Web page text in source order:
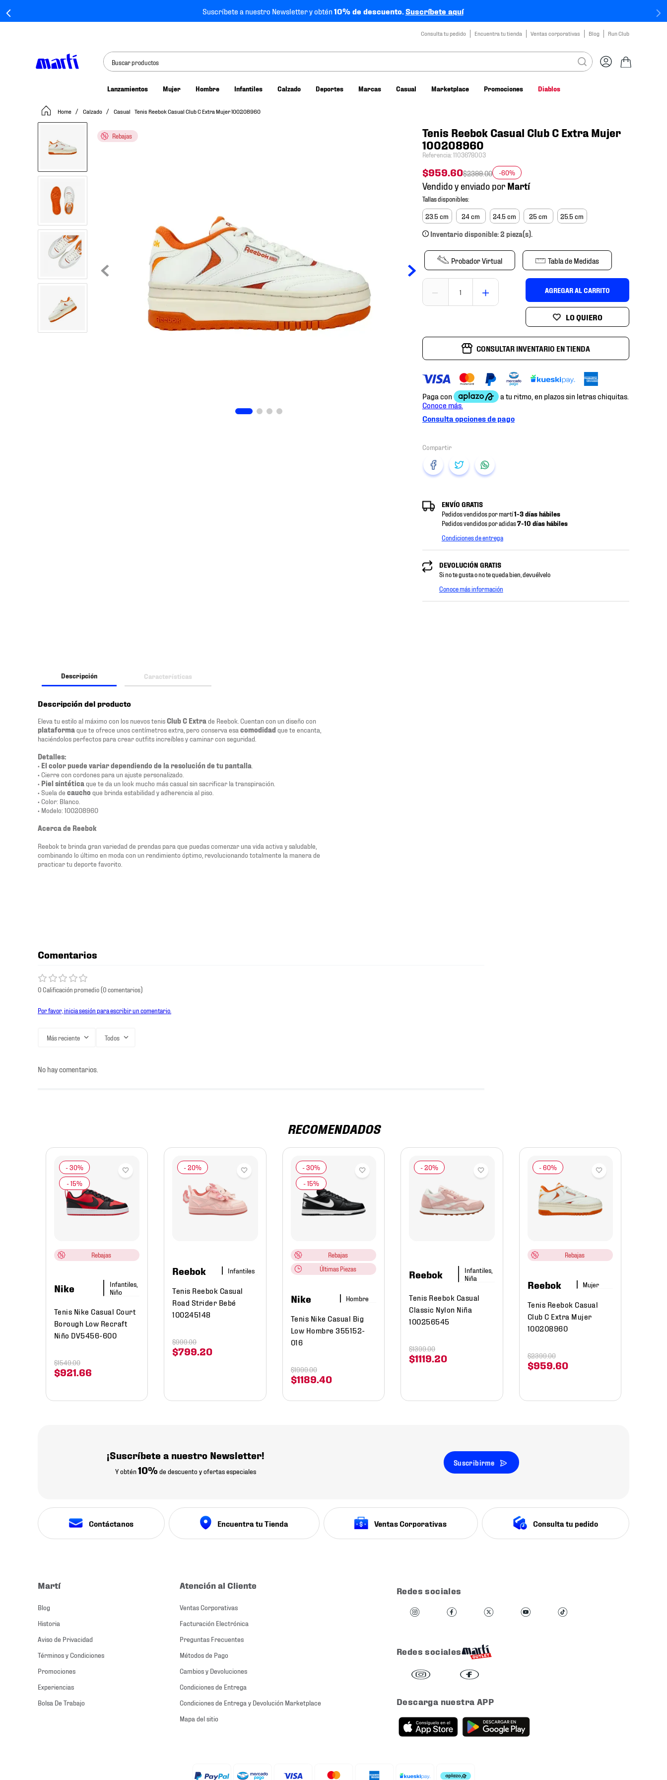
Suscríbete a nuestro Newsletter y obtén10% de descuento.Suscríbete aquí
Consulta tu pedido Encuentra tu tienda Ventas corporativas Blog Run Club
Buscar productos
Lanzamientos Mujer Hombre Infantiles Calzado Deportes Marcas Casual Marketplace Promociones Diablos
Calzado Casual Tenis Reebok Casual Club C Extra Mujer 100208960
Rebajas
Tenis Reebok Casual Club C Extra Mujer
100208960
Referencia:1103678003
$959.60$2399.00 -60%
Vendido y enviado por
23.5 cm 24 cm 24.5 cm 25 cm 25.5 cm
Inventario disponible: 2 pieza(s).
Probador Virtual Tabla de Medidas
＋
－ AGREGAR AL CARRITO
CONSULTAR INVENTARIO EN TIENDA
Consulta opciones de pago
ENVÍO GRATIS
Pedidos vendidos por martí1-3 días hábiles
Pedidos vendidos por adidas7-10 días hábiles
Condiciones de entrega
DEVOLUCIÓN GRATIS
Si no te gusta o no te queda bien, devuélvelo
Conoce más información
Descripción Características
Descripción del producto
Eleva tu estilo al máximo con los nuevos tenisClub C Extra de Reebok. Cuentan con un diseño con
plataforma que te ofrece unos centímetros extra, pero conserva esa comodidad que te encanta,
haciéndolos perfectos para crear outfits increíbles y caminar con seguridad.
Detalles:
• El color puede variar dependiendo de la resolución de tu pantalla
• Cierre con cordones para un ajuste personalizado.
• Piel sintética que te da un look mucho más casual sin sacrificar la transpiración.
• Suela de caucho que brinda estabilidad y adherencia al piso.
• Color: Blanco.
• Modelo: 100208960
Acerca de Reebok
Reebok te brinda gran variedad de prendas para que puedas comenzar una vida activa y saludable,
combinando lo último en moda con un rendimiento óptimo, revolucionando totalmente la manera de
practicar tu deporte favorito.
Comentarios
0 Calificación promedio(0 comentarios)
Por favor, inicia sesión para escribir un comentario.
Más reciente Todos
No hay comentarios.
RECOMENDADOS
Rebajas
Nike
Infantiles,
Niño
Tenis Nike Casual Court
Borough Low Recraft
Niño DV5456-600
$921.66
$1549.00
Reebok Infantiles
Tenis Reebok Casual
Road Strider Bebé
100245148
$799.20
$999.00
Rebajas
Últimas Piezas
Nike Hombre
Tenis Nike Casual Big
Low Hombre 355152-
016
$1189.40
$1999.00
Reebok
Infantiles,
Niña
Tenis Reebok Casual
Classic Nylon Niña
100256545
$1119.20
$1399.00
Rebajas
Reebok Mujer
Tenis Reebok Casual
Club C Extra Mujer
100208960
$959.60
$2399.00
¡Suscríbete a nuestro Newsletter!
Y obtén10% de descuento y ofertas especiales
Suscribirme
Contáctanos Encuentra tu Tienda Ventas Corporativas Consulta tu pedido
Martí
Blog
Historia
Aviso de Privacidad
Términos y Condiciones
Promociones
Experiencias
Bolsa De Trabajo
Atención al Cliente
Ventas Corporativas
Facturación Electrónica
Preguntas Frecuentes
Métodos de Pago
Cambios y Devoluciones
Condiciones de Entrega
Condiciones de Entrega y Devolución Marketplace
Mapa del sitio
Redes sociales
Redes sociales
Descarga nuestra APP
tenis mujer
tenis niño